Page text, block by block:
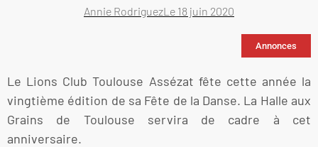
Annie RodriguezLe 18 juin 2020
Annonces
Le Lions Club Toulouse Assézat fête cette année la
vingtième édition de sa Fête de la Danse. La Halle aux
Grains de Toulouse servira de cadre à cet
anniversaire.